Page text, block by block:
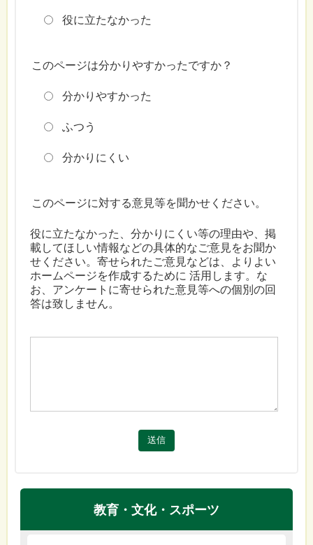
役に立たなかった
このページは分かりやすかったですか？
分かりやすかった
ふつう
分かりにくい
このページに対する意見等を聞かせください。
役に立たなかった、分かりにくい等の理由や、掲
載してほしい情報などの具体的なご意見をお聞か
せください。寄せられたご意見などは、よりよい
ホームページを作成するために 活用します。な
お、アンケートに寄せられた意見等への個別の回
答は致しません。
送信
教育・文化・スポーツ